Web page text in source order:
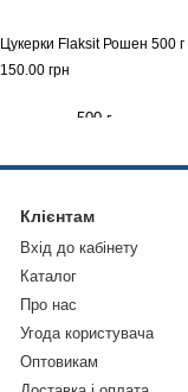
Цукерки Flaksit Рошен 500 г
150.00 грн
Клієнтам
Вхід до кабінету
Каталог
Про нас
Угода користувача
Оптовикам